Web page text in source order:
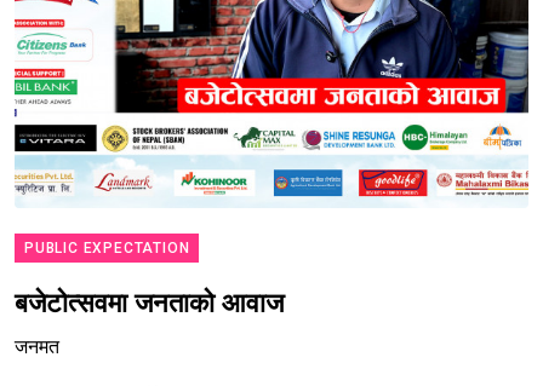
PUBLIC EXPECTATION
बजेटोत्सवमा जनताको आवाज
जनमत